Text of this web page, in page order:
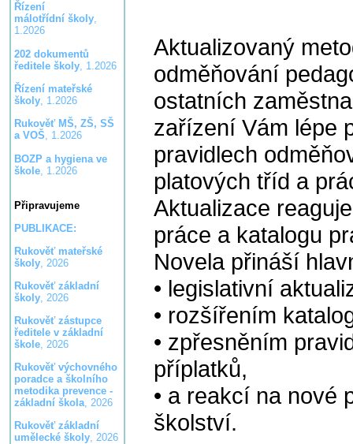
Řízení
málotřídní školy,
1.2026
202 dokumentů
ředitele školy, 1.2026
Řízení mateřské
školy, 1.2026
Rukověť MŠ, ZŠ, SŠ
a VOŠ, 1.2026
BOZP a hygiena ve
škole, 1.2026
Připravujeme
PUBLIKACE:
Rukověť mateřské
školy, 2026
Rukověť základní
školy, 2026
Rukověť zástupce
ředitele v základní
škole, 2026
Rukověť výchovného
poradce a školního
metodika prevence -
základní škola, 2026
Rukověť základní
umělecké školy, 2026
Aktualizovaný
odměňování
ostatních
zařízení Vám lépe
pravidlech
platových tříd a
Aktualizace
práce a katalogu
Novela přináší
• legislativní
• rozšířením
• zpřesněním
příplatků,
• a reakcí na nové
školství.